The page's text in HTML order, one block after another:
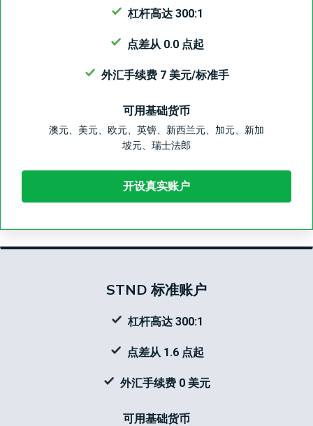
杠杆高达 300:1
点差从 0.0 点起
外汇手续费 7 美元/标准手
可用基础货币
澳元、美元、欧元、英镑、新西兰元、加元、新加
坡元、瑞士法郎
开设真实账户
STND 标准账户
杠杆高达 300:1
点差从 1.6 点起
外汇手续费 0 美元
可用基础货币